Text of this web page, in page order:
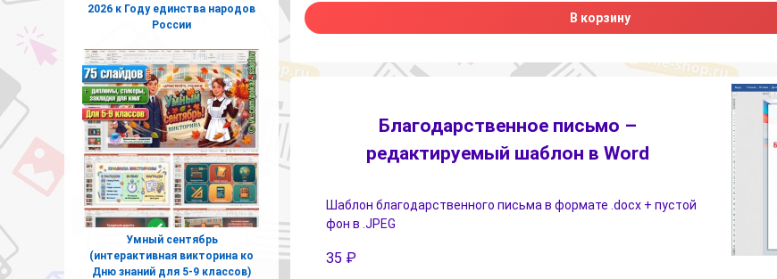
В корзину
Благодарственное письмо –
редактируемый шаблон в Word
Шаблон благодарственного письма в формате .docx + пустой
фон в .JPEG
35 ₽
2026 к Году единства народов
России
Умный сентябрь
(интерактивная викторина ко
Дню знаний для 5-9 классов)